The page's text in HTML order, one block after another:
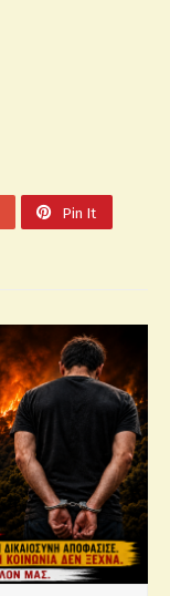
Pin It